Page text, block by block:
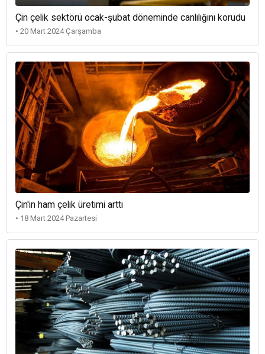
Çin çelik sektörü ocak-şubat döneminde canlılığını korudu
• 20 Mart 2024 Çarşamba
Çin'in ham çelik üretimi arttı
• 18 Mart 2024 Pazartesi